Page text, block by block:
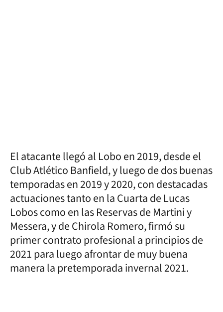
El atacante llegó al Lobo en 2019, desde el
Club Atlético Banfield, y luego de dos buenas
temporadas en 2019 y 2020, con destacadas
actuaciones tanto en la Cuarta de Lucas
Lobos como en las Reservas de Martini y
Messera, y de Chirola Romero, firmó su
primer contrato profesional a principios de
2021 para luego afrontar de muy buena
manera la pretemporada invernal 2021.